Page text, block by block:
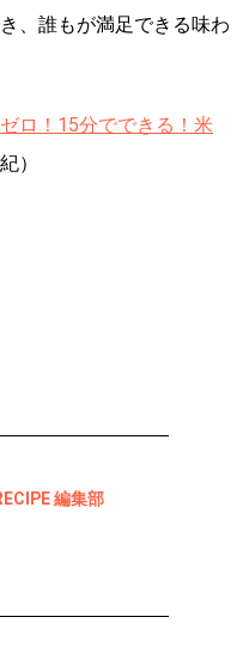
、誰もが満足できる味わ
ロ！15分でできる！米
）
編集部